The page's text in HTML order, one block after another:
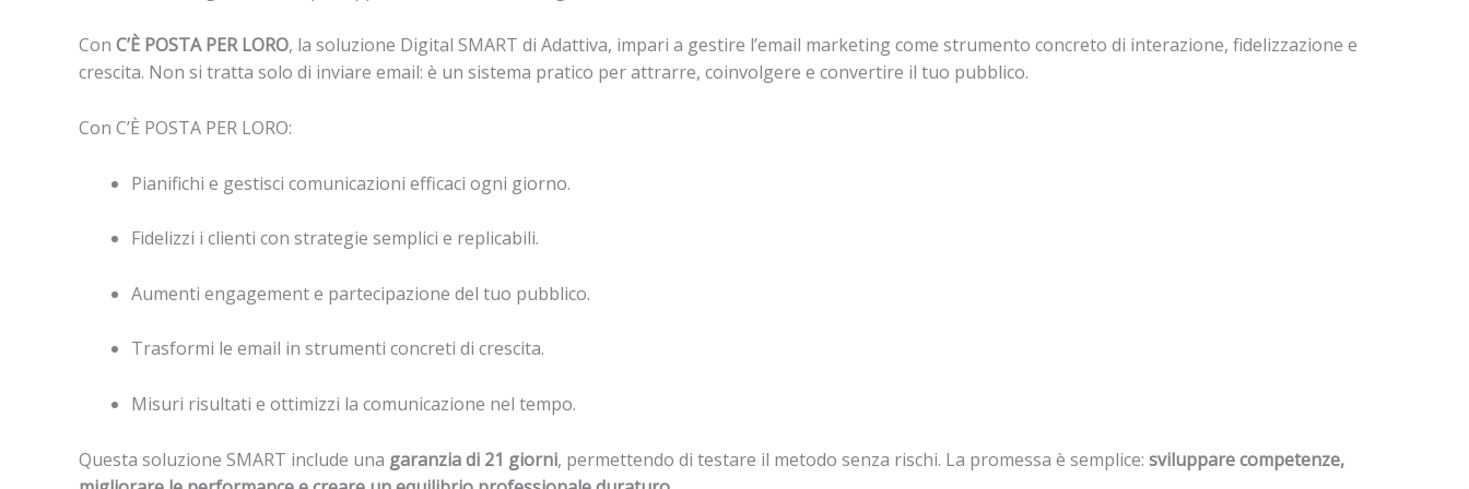
Con C’È POSTA PER LORO, la soluzione Digital SMART di Adattiva, impari a gestire l’email marketing come strumento concreto di interazione, fidelizzazione e
crescita. Non si tratta solo di inviare email: è un sistema pratico per attrarre, coinvolgere e convertire il tuo pubblico.
Con C’È POSTA PER LORO:
Pianifichi e gestisci comunicazioni efficaci ogni giorno.
Fidelizzi i clienti con strategie semplici e replicabili.
Aumenti engagement e partecipazione del tuo pubblico.
Trasformi le email in strumenti concreti di crescita.
Misuri risultati e ottimizzi la comunicazione nel tempo.
Questa soluzione SMART include una garanzia di 21 giorni, permettendo di testare il metodo senza rischi. La promessa è semplice: sviluppare competenze,